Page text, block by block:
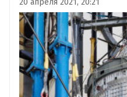
национальной
работы планируется к
может выйти из проекта
20 апреля 2021, 20:21